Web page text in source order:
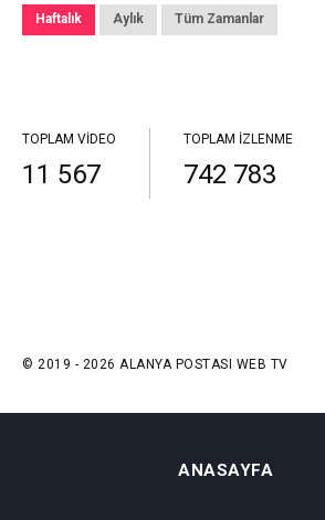
Haftalık Aylık Tüm Zamanlar
TOPLAM VIDEO
11 567
TOPLAM İZLENME
742 783
© 2019 - 2026 ALANYA POSTASI WEB TV
ANASAYFA